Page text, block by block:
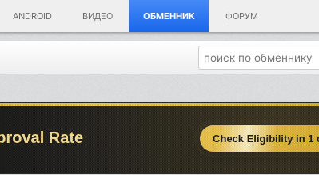
ANDROID ВИДЕО ОБМЕННИК ФОРУМ